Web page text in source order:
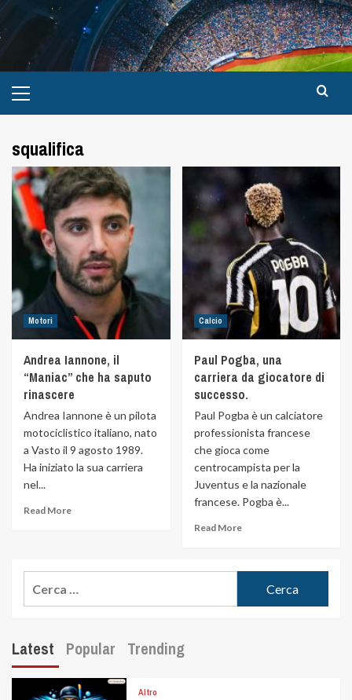
squalifica
Motori
Andrea Iannone, il
“Maniac” che ha saputo
rinascere
Andrea Iannone è un pilota
motociclistico italiano, nato
a Vasto il 9 agosto 1989.
Ha iniziato la sua carriera
nel...
Read More
Calcio
Paul Pogba, una
carriera da giocatore di
successo.
Paul Pogba è un calciatore
professionista francese
che gioca come
centrocampista per la
Juventus e la nazionale
francese. Pogba è...
Read More
Latest Popular Trending
Altro